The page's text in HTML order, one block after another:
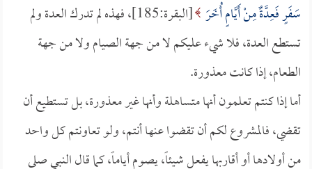
سَفَرٍ فَعِدَّةٌ مِنْ أَيَّامٍ أُخَرَ
[البقرة:185]، فهذه لم تدرك العدة ولم
تستطع العدة، فلا شيء عليكم لا من جهة الصيام ولا من جهة
الطعام، إذا كانت معذورة.
أما إذا كنتم تعلمون أنها متساهلة وأنها غير معذورة، بل تستطيع أن
تقضي، فالمشروع لكم أن تقضوا عنها أنتم، ولو تعاونتم كل واحد
من أولادها أو أقاربها يفعل شيئاً، يصوم أياماً، كما قال النبي صلى